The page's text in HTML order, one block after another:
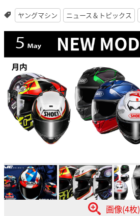
ヤングマシン ニュース＆トピックス
画像(4枚)